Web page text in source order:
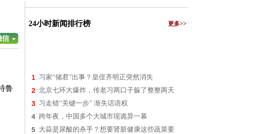
鲁
24小时新闻排行榜 更多>>
1 习家“储君”出事？皇侄齐明正突然消失
2 北京七环大爆炸，传老习两口子躲了整整两天
3 习走错“关键一步” 渐失话语权
4 跨年夜，中国多个大城市现诡异一幕
5 大蒜是尿酸的杀手？想要肾脏健康这些蔬菜要